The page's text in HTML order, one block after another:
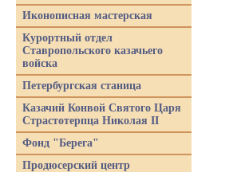
Иконописная мастерская
Курортный отдел
Ставропольского казачьего
войска
Петербургская станица
Казачий Конвой Святого Царя
Страстотерпца Николая II
Фонд "Берега"
Продюсерский центр